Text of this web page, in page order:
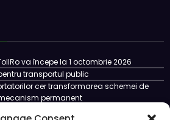
va începe la 1 octombrie 2026
transportul public
cer transformarea schemei de
permanent